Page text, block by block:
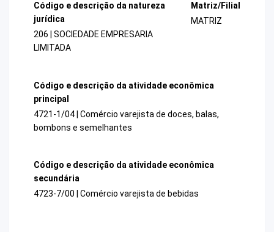
Código e descrição da natureza
jurídica
206 | SOCIEDADE EMPRESARIA
LIMITADA
Matriz/Filial
MATRIZ
Código e descrição da atividade econômica
principal
4721-1/04 | Comércio varejista de doces, balas,
bombons e semelhantes
Código e descrição da atividade econômica
secundária
4723-7/00 | Comércio varejista de bebidas